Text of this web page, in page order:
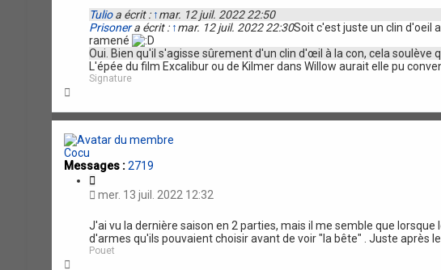
t
i
o
n
Tulioa écrit : ↑mar. 12 juil. 2022 22:50
Prisonera écrit : ↑mar. 12 juil. 2022 22:30Soit c'est juste un clin d'oeil
ramené
Oui. Bien qu'il s'agisse sûrement d'un clin d'œil à la con, cela
L'épée du film Excalibur ou de Kilmer dans Willow aurait elle pu
Signature
H
u
Cocu
Messages : 2719
C
i
t
t
i
o
mer. 13 juil. 2022 12:32
J'ai vu la dernière saison en 2 parties, mais il me semble que
d'armes qu'ils pouvaient choisir avant de voir "la bête" . Juste après
Pouet
H